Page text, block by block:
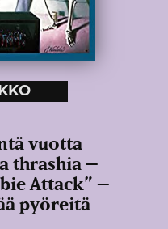
vuotta
thrashia –
Attack” –
pyöreitä